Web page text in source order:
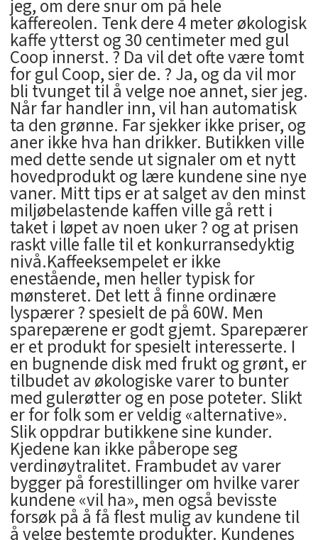
jeg, om dere snur om på hele
kaffereolen. Tenk dere 4 meter økologisk
kaffe ytterst og 30 centimeter med gul
Coop innerst. ? Da vil det ofte være tomt
for gul Coop, sier de. ? Ja, og da vil mor
bli tvunget til å velge noe annet, sier jeg.
Når far handler inn, vil han automatisk
ta den grønne. Far sjekker ikke priser, og
aner ikke hva han drikker. Butikken ville
med dette sende ut signaler om et nytt
hovedprodukt og lære kundene sine nye
vaner. Mitt tips er at salget av den minst
miljøbelastende kaffen ville gå rett i
taket i løpet av noen uker ? og at prisen
raskt ville falle til et konkurransedyktig
nivå.Kaffeeksempelet er ikke
enestående, men heller typisk for
mønsteret. Det lett å finne ordinære
lyspærer ? spesielt de på 60W. Men
sparepærene er godt gjemt. Sparepærer
er et produkt for spesielt interesserte. I
en bugnende disk med frukt og grønt, er
tilbudet av økologiske varer to bunter
med gulerøtter og en pose poteter. Slikt
er for folk som er veldig «alternative».
Slik oppdrar butikkene sine kunder.
Kjedene kan ikke påberope seg
verdinøytralitet. Frambudet av varer
bygger på forestillinger om hvilke varer
kundene «vil ha», men også bevisste
forsøk på å få flest mulig av kundene til
å velge bestemte produkter. Kundenes